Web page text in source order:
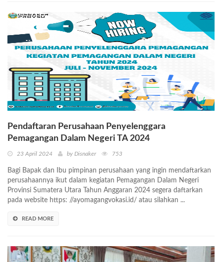
Pendaftaran Perusahaan Penyelenggara
Pemagangan Dalam Negeri TA 2024
23 April 2024 by Disnaker 753
Bagi Bapak dan Ibu pimpinan perusahaan yang ingin mendaftarkan
perusahaannya ikut dalam kegiatan Pemagangan Dalam Negeri
Provinsi Sumatera Utara Tahun Anggaran 2024 segera daftarkan
pada website https: //ayomagangvokasi.id/ atau silahkan ...
READ MORE